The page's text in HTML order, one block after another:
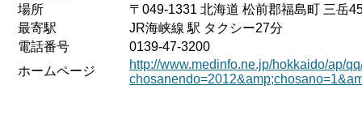
場所
〒049-1331 北海道 松前郡福島町 三岳
最寄駅
JR海峡線 駅 タクシー27分
電話番号
0139-47-3200
ホームページ
http://www.medinfo.ne.jp/hokkaido/ap/